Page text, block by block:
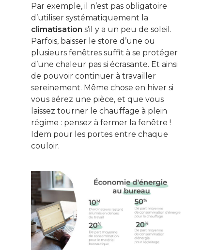
Par exemple, il n’est pas obligatoire
d’utiliser systématiquement la
climatisation s’il y a un peu de soleil.
Parfois, baisser le store d’une ou
plusieurs fenêtres suffit à se protéger
d’une chaleur pas si écrasante. Et ainsi
de pouvoir continuer à travailler
sereinement. Même chose en hiver si
vous aérez une pièce, et que vous
laissez tourner le chauffage à plein
régime : pensez à fermer la fenêtre !
Idem pour les portes entre chaque
couloir.